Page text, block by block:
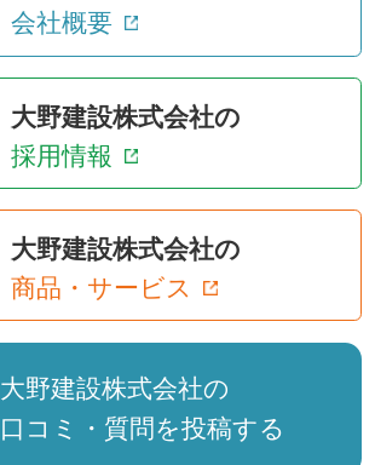
会社概要
大野建設株式会社の
採用情報
大野建設株式会社の
商品・サービス
大野建設株式会社の
口コミ・質問を投稿する